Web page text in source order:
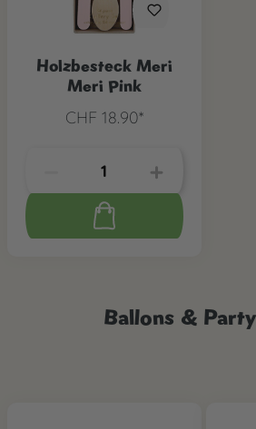
Holzbesteck Meri
Meri Pink
CHF 18.90*
Ballons &